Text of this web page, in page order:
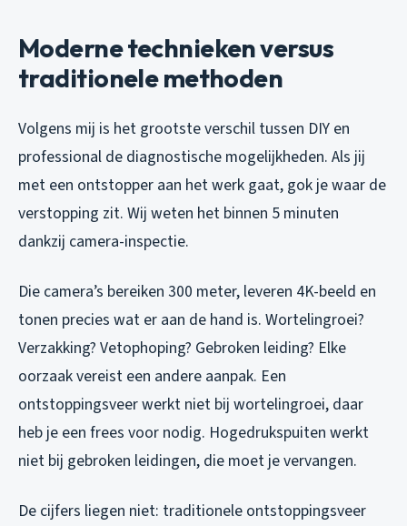
Moderne technieken versus
traditionele methoden
Volgens mij is het grootste verschil tussen DIY en
professional de diagnostische mogelijkheden. Als jij
met een ontstopper aan het werk gaat, gok je waar de
verstopping zit. Wij weten het binnen 5 minuten
dankzij camera-inspectie.
Die camera’s bereiken 300 meter, leveren 4K-beeld en
tonen precies wat er aan de hand is. Wortelingroei?
Verzakking? Vetophoping? Gebroken leiding? Elke
oorzaak vereist een andere aanpak. Een
ontstoppingsveer werkt niet bij wortelingroei, daar
heb je een frees voor nodig. Hogedrukspuiten werkt
niet bij gebroken leidingen, die moet je vervangen.
De cijfers liegen niet: traditionele ontstoppingsveer